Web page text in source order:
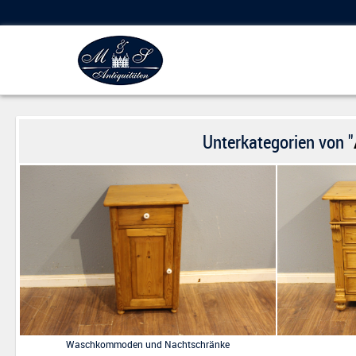
Unterkategorien von "
Waschkommoden und Nachtschränke